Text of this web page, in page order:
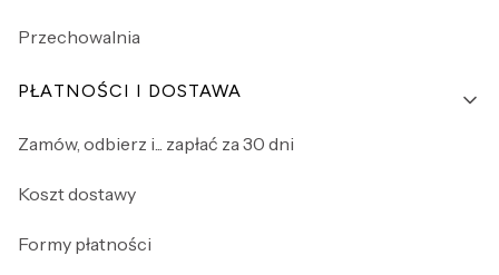
Przechowalnia
PŁATNOŚCI I DOSTAWA
Zamów, odbierz i... zapłać za 30 dni
Koszt dostawy
Formy płatności